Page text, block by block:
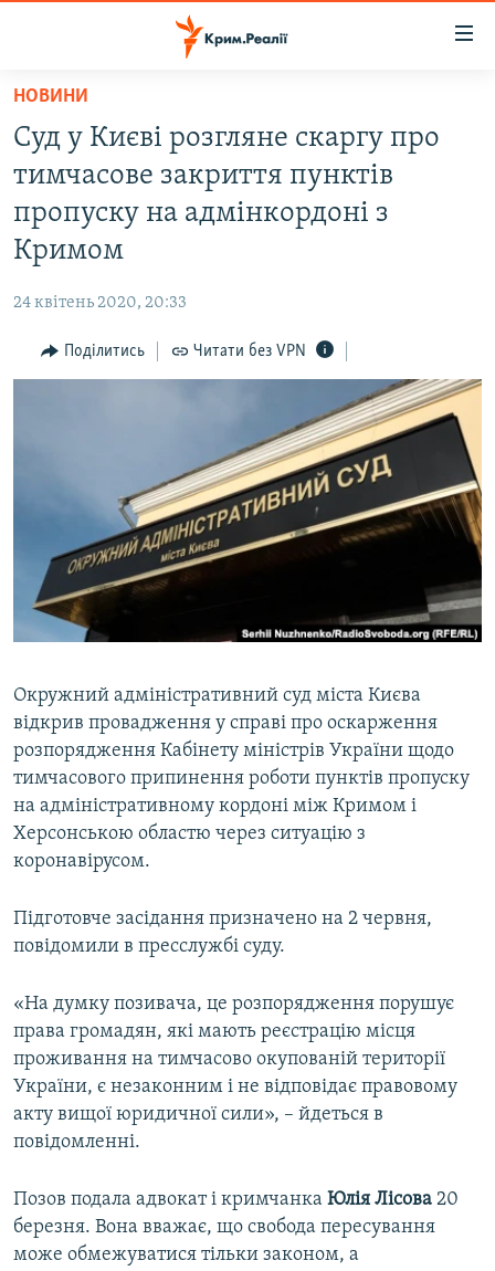
Перейти
основного
матеріалу
до
основної
Перейти
пошуку
ВОДА.КРИМ
ПОЛІТИКА
ІНТЕРВ'Ю
ВІДЕОУРОКИ «ELIFBE»
СВІДЧЕННЯ ОКУПАЦІЇ
УКРАЇНСЬКА ПРОБЛЕМА КРИМУ
ІНФОГРАФІКА
ЯК ОБІЙТИ БЛОКУВАННЯ
Qırımtatar
ДОЛУЧАЙСЯ!
Усі сайти RFE/RL
НОВИНИ
Суд у Києві розгляне скаргу про
тимчасове закриття пунктів
пропуску на адмінкордоні з
Кримом
24 квітень 2020, 20:33
Поділитись Читати без VPN
Окружний адміністративний суд міста Києва
відкрив провадження у справі про оскарження
розпорядження Кабінету міністрів України щодо
тимчасового припинення роботи пунктів пропуску
на адміністративному кордоні між Кримом і
Херсонською областю через ситуацію з
коронавірусом.
Підготовче засідання призначено на 2 червня,
повідомили в пресслужбі суду.
«На думку позивача, це розпорядження порушує
права громадян, які мають реєстрацію місця
проживання на тимчасово окупованій території
України, є незаконним і не відповідає правовому
акту вищої юридичної сили», – йдеться в
повідомленні.
Позов подала адвокат і кримчанка Юлія Лісова 20
березня. Вона вважає, що свобода пересування
може обмежуватися тільки законом, а